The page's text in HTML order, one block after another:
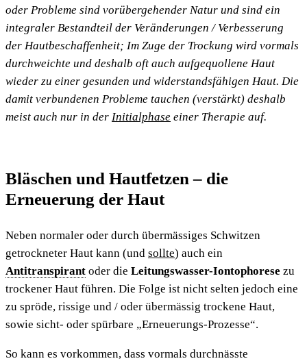
oder Probleme sind vorübergehender Natur und sind ein
integraler Bestandteil der Veränderungen / Verbesserung
der Hautbeschaffenheit; Im Zuge der Trockung wird vormals
durchweichte und deshalb oft auch aufgequollene Haut
wieder zu einer gesunden und widerstandsfähigen Haut. Die
damit verbundenen Probleme tauchen (verstärkt) deshalb
meist auch nur in der Initialphase einer Therapie auf.
Bläschen und Hautfetzen – die
Erneuerung der Haut
Neben normaler oder durch übermässiges Schwitzen
getrockneter Haut kann (und sollte) auch ein
Antitranspirant oder die Leitungswasser-Iontophorese zu
trockener Haut führen. Die Folge ist nicht selten jedoch eine
zu spröde, rissige und / oder übermässig trockene Haut,
sowie sicht- oder spürbare „Erneuerungs-Prozesse“.
So kann es vorkommen, dass vormals durchnässte